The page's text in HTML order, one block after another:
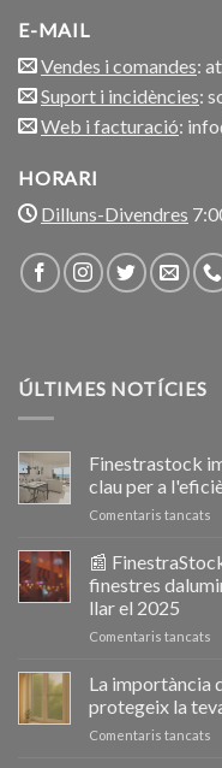
E-MAIL
Vendes i comandes:
Suport i incidències:
Web i facturació:
HORARI
Dilluns-Divendres
ÚLTIMES NOTÍCIES
Finestrastock
clau per a
Comentaris tancats
el
la
📰
finestres
llar el 2025
Comentaris tancats
el
La importància
protegeix la
Comentaris tancats